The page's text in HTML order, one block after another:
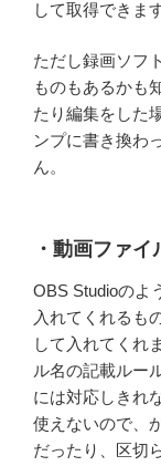
して取得できます
ただし録画ソフ
ものもあるかも
たり編集をした
ンプに書き換わ
ん。
・動画ファイ
OBS Studioのよ
入れてくれるも
して入れてくれ
ル名の記載ルー
には対応しきれ
使えないので、
だったり、区切